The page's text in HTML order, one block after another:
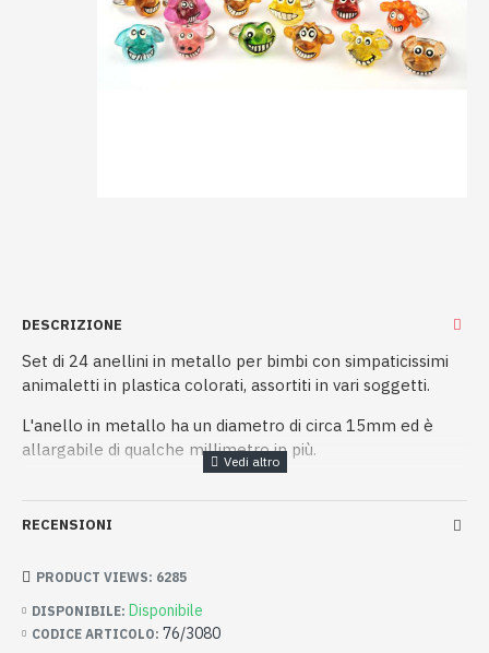
DESCRIZIONE
Set di 24 anellini in metallo per bimbi con simpaticissimi
animaletti in plastica colorati, assortiti in vari soggetti.
L'anello in metallo ha un diametro di circa 15mm ed è
allargabile di qualche millimetro in più.
RECENSIONI
DISPONIBILE: Disponibile
CODICE ARTICOLO: 76/3080
PRODUCT VIEWS: 6285